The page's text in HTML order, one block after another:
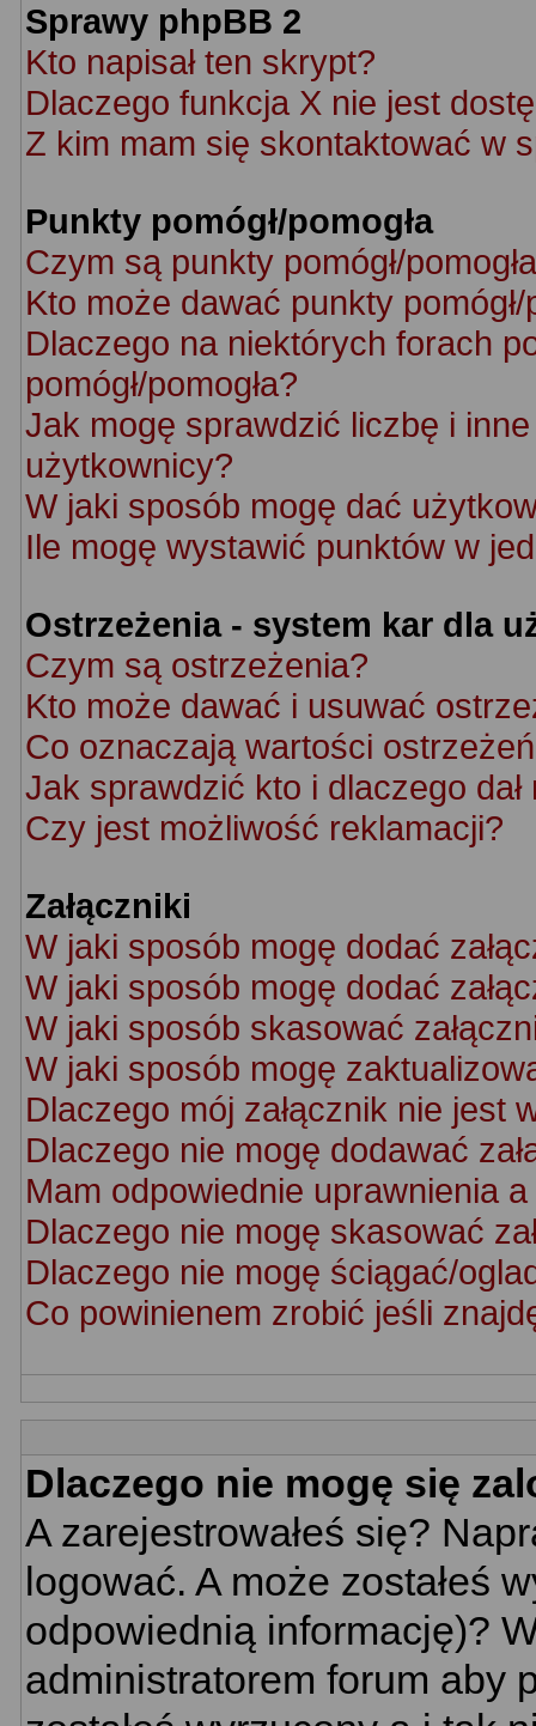
Sprawy phpBB 2
Kto napisał ten skrypt?
Dlaczego funkcja X nie jest
Z kim mam się skontaktować w
Punkty pomógł/pomogła
Czym są punkty pomógł/
Kto może dawać punkty pomógł/
Dlaczego na niektórych forach
pomógł/pomogła?
Jak mogę sprawdzić liczbę i
użytkownicy?
W jaki sposób mogę dać
Ile mogę wystawić punktów w
Ostrzeżenia - system kar dla
Czym są ostrzeżenia?
Kto może dawać i usuwać
Co oznaczają wartości
Jak sprawdzić kto i dlaczego
Czy jest możliwość reklamacji?
Załączniki
W jaki sposób mogę dodać
W jaki sposób mogę dodać
W jaki sposób skasować
W jaki sposób mogę
Dlaczego mój załącznik nie jest
Dlaczego nie mogę dodawać
Mam odpowiednie uprawnienia
Dlaczego nie mogę skasować
Dlaczego nie mogę ściągać/
Co powinienem zrobić jeśli
Dlaczego nie mogę się
A zarejestrowałeś się?
logować. A może zostałeś
odpowiednią informację)?
administratorem forum aby